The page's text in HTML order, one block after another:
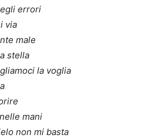
errori
via
male
stella
la voglia
mani
non mi basta